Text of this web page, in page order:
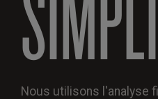
Nous utilisons l'analyse